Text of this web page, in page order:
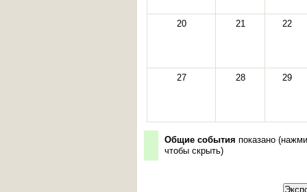
20 21 22
27 28 29
Общие события показано (
чтобы скрыть)